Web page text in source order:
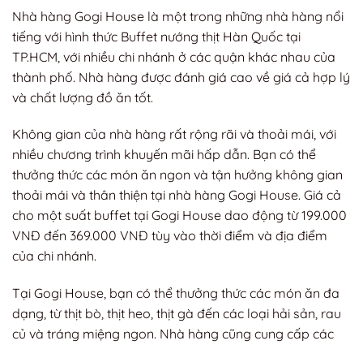
Nhà hàng Gogi House là một trong những nhà hàng nổi
tiếng với hình thức Buffet nướng thịt Hàn Quốc tại
TP.HCM, với nhiều chi nhánh ở các quận khác nhau của
thành phố. Nhà hàng được đánh giá cao về giá cả hợp lý
và chất lượng đồ ăn tốt.
Không gian của nhà hàng rất rộng rãi và thoải mái, với
nhiều chương trình khuyến mãi hấp dẫn. Bạn có thể
thưởng thức các món ăn ngon và tận hưởng không gian
thoải mái và thân thiện tại nhà hàng Gogi House. Giá cả
cho một suất buffet tại Gogi House dao động từ 199.000
VNĐ đến 369.000 VNĐ tùy vào thời điểm và địa điểm
của chi nhánh.
Tại Gogi House, bạn có thể thưởng thức các món ăn đa
dạng, từ thịt bò, thịt heo, thịt gà đến các loại hải sản, rau
củ và tráng miệng ngon. Nhà hàng cũng cung cấp các